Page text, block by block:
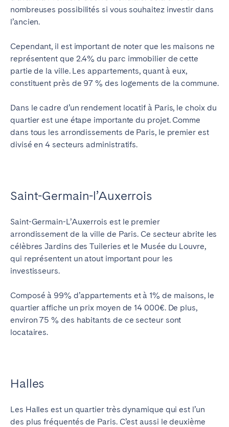
nombreuses possibilités si vous souhaitez investir dans
l’ancien.
Cependant, il est important de noter que les maisons ne
représentent que 2.4% du parc immobilier de cette
partie de la ville. Les appartements, quant à eux,
constituent près de 97 % des logements de la commune.
Dans le cadre d’un rendement locatif à Paris, le choix du
quartier est une étape importante du projet. Comme
dans tous les arrondissements de Paris, le premier est
divisé en 4 secteurs administratifs.
Saint-Germain-l’Auxerrois
Saint-Germain-L’Auxerrois est le premier
arrondissement de la ville de Paris. Ce secteur abrite les
célèbres Jardins des Tuileries et le Musée du Louvre,
qui représentent un atout important pour les
investisseurs.
Composé à 99% d’appartements et à 1% de maisons, le
quartier affiche un prix moyen de 14 000€. De plus,
environ 75 % des habitants de ce secteur sont
locataires.
Halles
Les Halles est un quartier très dynamique qui est l’un
des plus fréquentés de Paris. C’est aussi le deuxième